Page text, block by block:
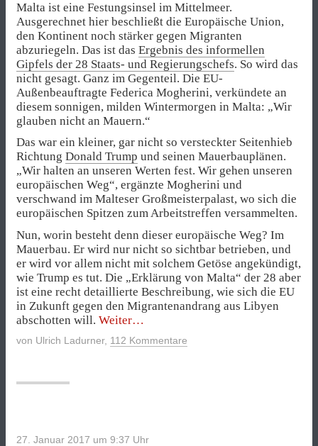
Malta ist eine Festungsinsel im Mittelmeer.
Ausgerechnet hier beschließt die Europäische Union,
den Kontinent noch stärker gegen Migranten
abzuriegeln. Das ist das Ergebnis des informellen
Gipfels der 28 Staats- und Regierungschefs. So wird das
nicht gesagt. Ganz im Gegenteil. Die EU-
Außenbeauftragte Federica Mogherini, verkündete an
diesem sonnigen, milden Wintermorgen in Malta: „Wir
glauben nicht an Mauern.“
Das war ein kleiner, gar nicht so versteckter Seitenhieb
Richtung Donald Trump und seinen Mauerbauplänen.
„Wir halten an unseren Werten fest. Wir gehen unseren
europäischen Weg“, ergänzte Mogherini und
verschwand im Malteser Großmeisterpalast, wo sich die
europäischen Spitzen zum Arbeitstreffen versammelten.
Nun, worin besteht denn dieser europäische Weg? Im
Mauerbau. Er wird nur nicht so sichtbar betrieben, und
er wird vor allem nicht mit solchem Getöse angekündigt,
wie Trump es tut. Die „Erklärung von Malta“ der 28 aber
ist eine recht detaillierte Beschreibung, wie sich die EU
in Zukunft gegen den Migrantenandrang aus Libyen
abschotten will. Weiter„Vereint
die
von Ulrich Ladurner, 112 Kommentare
27. Januar 2017 um 9:37 Uhr